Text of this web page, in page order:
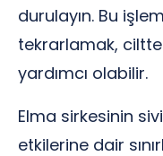
durulayın. Bu
tekrarlamak,
yardımcı olabilir.
Elma sirkesinin
etkilerine dair